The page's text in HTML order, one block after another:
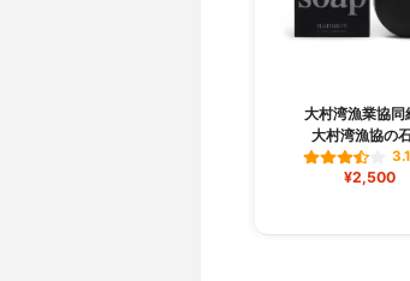
大村湾漁業協同
大村湾漁協の
¥2,500